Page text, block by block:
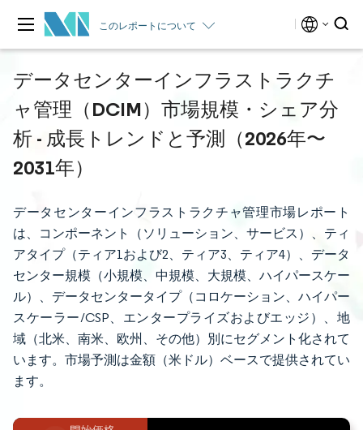
このレポートについて
データセンターインフラストラクチ
ャ管理（DCIM）市場規模・シェア分
析 - 成長トレンドと予測（2026年〜
2031年）
データセンターインフラストラクチャ管理市場レポート
は、コンポーネント（ソリューション、サービス）、ティ
アタイプ（ティア1および2、ティア3、ティア4）、データ
センター規模（小規模、中規模、大規模、ハイパースケー
ル）、データセンタータイプ（コロケーション、ハイパー
スケーラー/CSP、エンタープライズおよびエッジ）、地
域（北米、南米、欧州、その他）別にセグメント化されて
います。市場予測は金額（米ドル）ベースで提供されてい
ます。